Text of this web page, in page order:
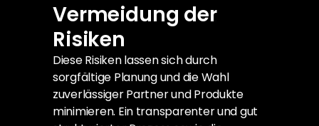
Vermeidung der
Risiken
Diese Risiken lassen sich durch
sorgfältige Planung und die Wahl
zuverlässiger Partner und Produkte
minimieren. Ein transparenter und gut